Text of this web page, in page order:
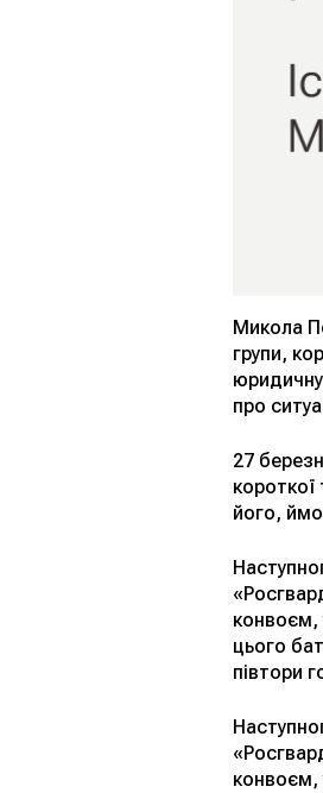
Микола
групи,
про
27
його,
конвоєм,
цього
півтори
конвоєм,